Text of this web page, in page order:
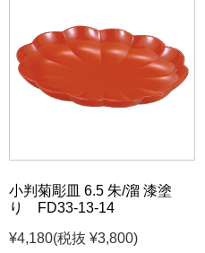
小判菊彫皿 6.5 朱/溜 漆塗
り FD33-13-14
¥4,180(税抜 ¥3,800)